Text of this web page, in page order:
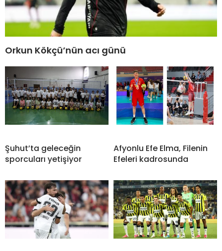
Orkun Kökçü’nün acı günü
Şuhut’ta geleceğin
sporcuları yetişiyor
Afyonlu Efe Elma, Filenin
Efeleri kadrosunda